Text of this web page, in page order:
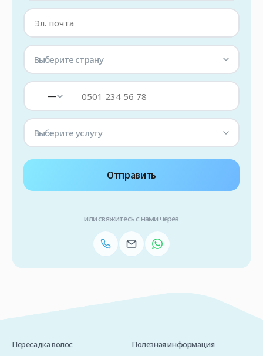
Выберите страну
—
Выберите услугу
Отправить
или свяжитесь с нами через
Пересадка волос Полезная информация